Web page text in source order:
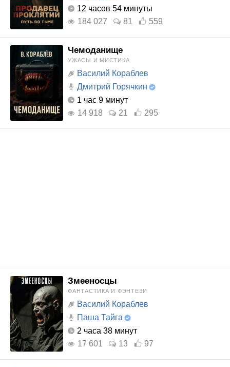
12 часов 54 минуты
184 027
81 559
Чемоданище
УЖАСЫ И МИСТИКА
Василий Кораблев
Дмитрий Горячкин
1 час 9 минут
14 918
21 295
Змееносцы
ФАНТАСТИКА И ФЭНТЕЗИ
Василий Кораблев
Паша Тайга
2 часа 38 минут
17 601
13 97